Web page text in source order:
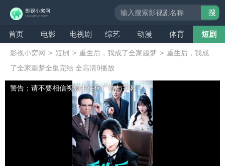
首页 电影 电视剧 综艺 动漫 体育 短剧
搜
索
影视小窝网 > 短剧 > 重生后，我成了全家噩梦 > 重生后，我成
了全家噩梦全集完结 全高清9播放
警告：请不要相信视频中任何广告与字幕！